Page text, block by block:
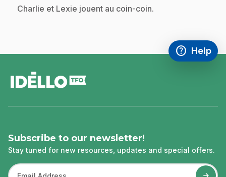
.Charlie et Lexie jouent au coin-coin.
help
Access
Help
,This link
Subscribe to our newsletter!
Stay tuned for new resources, updates and special offers.